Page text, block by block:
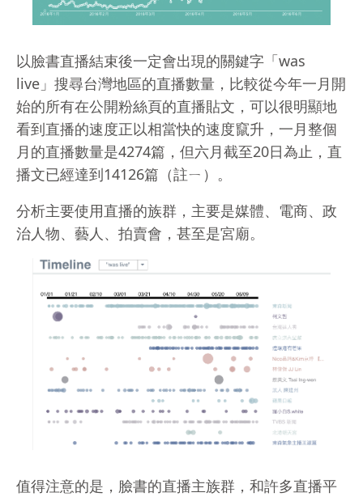
以臉書直播結束後一定會出現的關鍵字「was
live」搜尋台灣地區的直播數量，比較從今年一月開
始的所有在公開粉絲頁的直播貼文，可以很明顯地
看到直播的速度正以相當快的速度竄升，一月整個
月的直播數量是4274篇，但六月截至20日為止，直
播文已經達到14126篇（註ㄧ）。
分析主要使用直播的族群，主要是媒體、電商、政
治人物、藝人、拍賣會，甚至是宮廟。
值得注意的是，臉書的直播主族群，和許多直播平